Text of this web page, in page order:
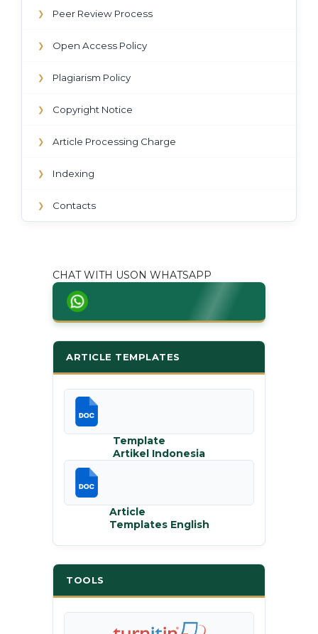
❯ Peer Review Process
❯ Open Access Policy
❯ Plagiarism Policy
❯ Copyright Notice
❯ Article Processing Charge
❯ Indexing
❯ Contacts
CHAT WITH USON WHATSAPP
ARTICLE TEMPLATES
Template
Artikel Indonesia
Article
Templates English
TOOLS